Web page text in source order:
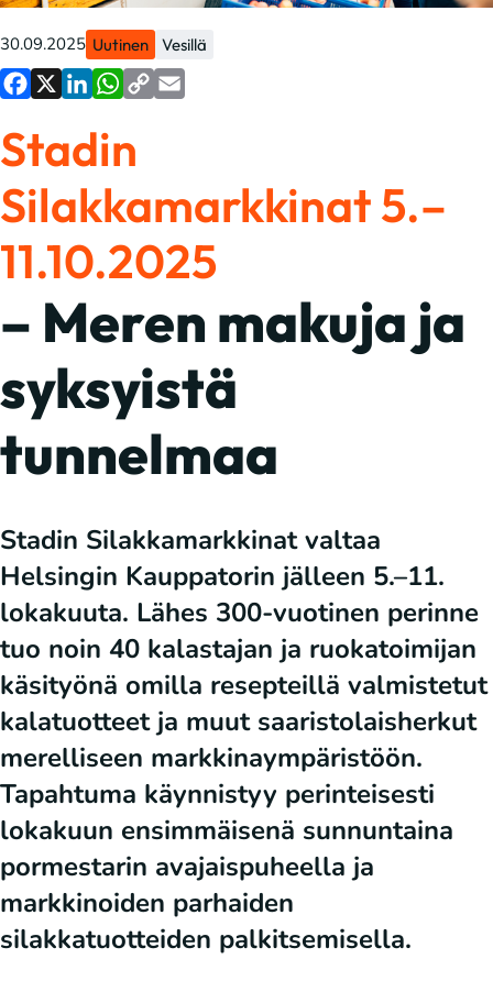
30.09.2025 Uutinen Vesillä
Link
Stadin
Silakkamarkkinat 5.–
11.10.2025
– Meren makuja ja
syksyistä
tunnelmaa
Stadin Silakkamarkkinat valtaa
Helsingin Kauppatorin jälleen 5.–11.
lokakuuta. Lähes 300-vuotinen perinne
tuo noin 40 kalastajan ja ruokatoimijan
käsityönä omilla resepteillä valmistetut
kalatuotteet ja muut saaristolaisherkut
merelliseen markkinaympäristöön.
Tapahtuma käynnistyy perinteisesti
lokakuun ensimmäisenä sunnuntaina
pormestarin avajaispuheella ja
markkinoiden parhaiden
silakkatuotteiden palkitsemisella.